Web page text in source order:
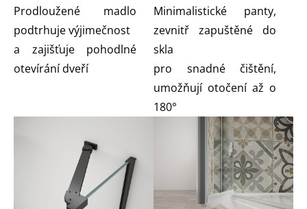
Prodloužené madlo
podtrhuje výjimečnost
a zajišťuje pohodlné
otevírání dveří
Minimalistické panty,
zevnitř zapuštěné do
skla
pro snadné čištění,
umožňují otočení až o
180°